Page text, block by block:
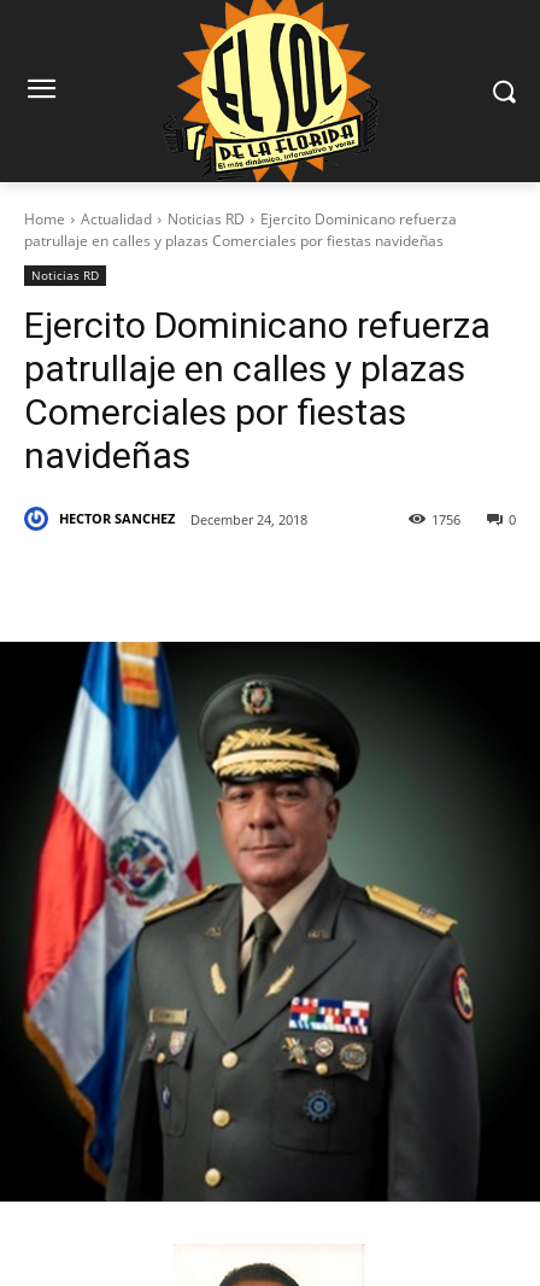
Home Actualidad Noticias RD
Ejercito Dominicano refuerza
patrullaje en calles y plazas Comerciales por fiestas navideñas
Noticias RD
Ejercito Dominicano refuerza
patrullaje en calles y plazas
Comerciales por fiestas
navideñas
HECTOR SANCHEZ December 24, 2018 0
1756